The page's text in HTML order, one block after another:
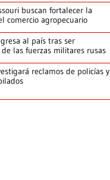
buscan fortalecer la
comercio agropecuario
al país tras ser
las fuerzas militares rusas
reclamos de policías y